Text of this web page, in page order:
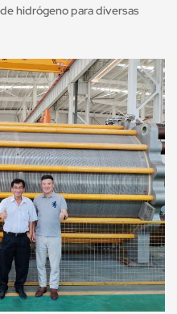
hidrógeno para diversas